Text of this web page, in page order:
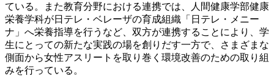
ている。また教育分野における連携では、人間健康学部健康
栄養学科が日テレ・ベレーザの育成組織「日テレ・メニー
ナ」へ栄養指導を行うなど、双方が連携することにより、学
生にとっての新たな実践の場を創りだす一方で、さまざまな
側面から女性アスリートを取り巻く環境改善のための取り組
みを行っている。